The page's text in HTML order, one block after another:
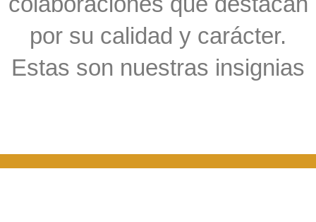
por su calidad y carácter.
Estas son nuestras insignias